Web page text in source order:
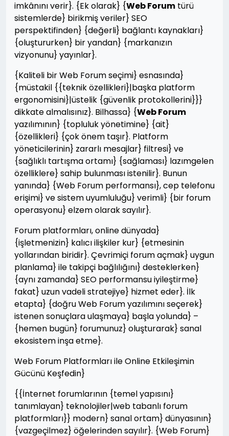
imkânını verir}. {Ek olarak} {Web Forum türü
sistemlerde} birikmiş veriler} SEO
perspektifinden} {değerli} bağlantı kaynakları}
{oluştururken} bir yandan} {markanızın
vizyonunu} yayınlar}.
{Kaliteli bir Web Forum seçimi} esnasında}
{müstakil {{teknik özellikleri}|başka platform
ergonomisini}|üstelik {güvenlik protokollerini}}}
dikkate almalısınız}. Bilhassa} {Web Forum
yazılımının} {topluluk yönetimine} {ait}
{özellikleri} {çok önem taşır}. Platform
yöneticilerinin} zararlı mesajlar} filtresi} ve
{sağlıklı tartışma ortamı} {sağlaması} lazımgelen
özelliklere} sahip bulunması istenilir}. Bunun
yanında} {Web Forum performansı}, cep telefonu
erişimi} ve sistem uyumluluğu} verimli} {bir forum
operasyonu} elzem olarak sayılır}.
Forum platformları, online dünyada}
{işletmenizin} kalıcı ilişkiler kur} {etmesinin
yollarından biridir}. Çevrimiçi forum açmak} uygun
planlama} ile takipçi bağlılığını} desteklerken}
{aynı zamanda} SEO performansu iyileştirme}
fakat} uzun vadeli stratejiye} hizmet eder}. İlk
etapta} {doğru Web Forum yazılımını seçerek}
istenen sonuçlara ulaşmaya} başla yolunda} –
{hemen bugün} forumunuz} oluşturarak} sanal
ekosistem inşa etme}.
Web Forum Platformları ile Online Etkileşimin
Gücünü Keşfedin}
{{İnternet forumlarının {temel yapısını}
tanımlayan} teknolojiler|web tabanlı forum
platformları}} modern} sanal ortam} dünyasının}
{vazgeçilmez} öğelerinden sayılır}. {Web Forum}